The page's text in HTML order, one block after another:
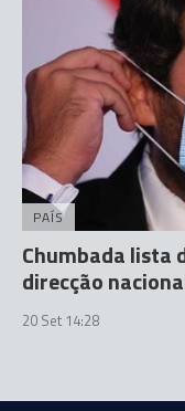
PAÍS
Chumbada lista
direcção
20 Set 14:28